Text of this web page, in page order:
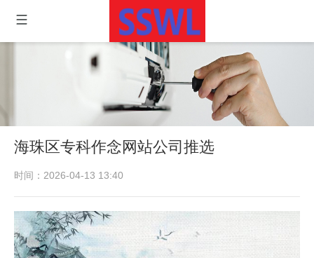
海珠区专科作念网站公司推选
时间：2026-04-13 13:40